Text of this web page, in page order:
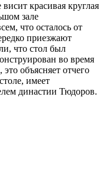
красивая круглая
зале
что осталось от
приезжают
что стол был
во время
объясняет отчего
имеет
династии Тюдоров.